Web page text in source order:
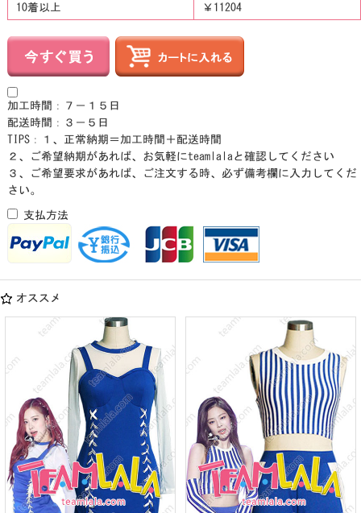
10着以上 ￥11204
加工時間：７－１５日
配送時間：３－５日
TIPS：１、正常納期＝加工時間＋配送時間
２、ご希望納期があれば、お気軽にteamlalaと確認してください
３、ご希望要求があれば、ご注文する時、必ず備考欄に入力してくだ
さい。
支払方法
オススメ